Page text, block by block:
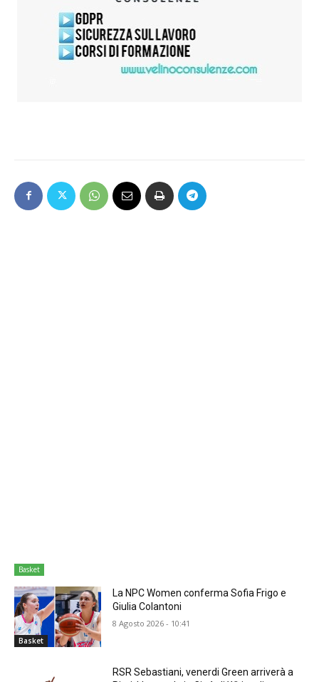
Basket
Basket
La NPC Women conferma Sofia Frigo e
Giulia Colantoni
8 Agosto 2026 - 10:41
RSR Sebastiani, venerdi Green arriverà a